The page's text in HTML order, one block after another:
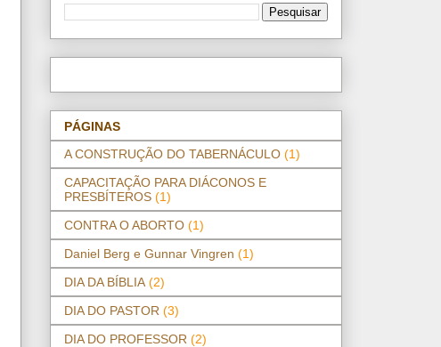
PÁGINAS
A CONSTRUÇÃO DO TABERNÁCULO (1)
CAPACITAÇÃO PARA DIÁCONOS E
PRESBÍTEROS (1)
CONTRA O ABORTO (1)
Daniel Berg e Gunnar Vingren (1)
DIA DA BÍBLIA (2)
DIA DO PASTOR (3)
DIA DO PROFESSOR (2)